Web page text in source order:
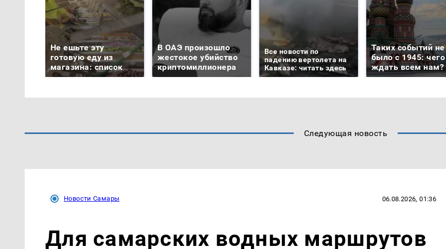
Не ешьте эту
готовую еду из
магазина: список
В ОАЭ произошло
жестокое убийство
криптомиллионера
Все новости по
падению вертолета на
Кавказе: читать здесь
Таких событий не
было с 1945: чего
ждать всем нам?
Следующая новость
Новости Самары 06.08.2026, 01:36
Для самарских водных маршрутов